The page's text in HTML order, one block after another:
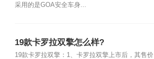
采用的是GOA安全车身...
19款卡罗拉双擎怎么样?
19款卡罗拉双擎：1、卡罗拉双擎上市后，其售价